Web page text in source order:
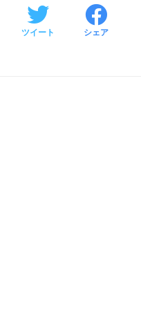
ツイート シェア